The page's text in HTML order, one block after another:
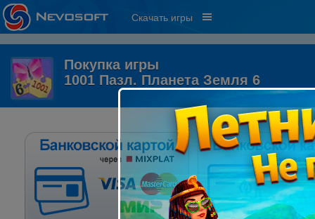
Скачать игры
Покупка игры
1001 Пазл. Планета Земля 6